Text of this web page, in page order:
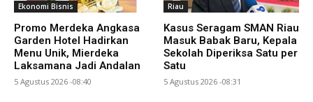
Ekonomi Bisnis
Promo Merdeka Angkasa
Garden Hotel Hadirkan
Menu Unik, Mierdeka
Laksamana Jadi Andalan
5 Agustus 2026 -08:40
Riau
Kasus Seragam SMAN Riau
Masuk Babak Baru, Kepala
Sekolah Diperiksa Satu per
Satu
5 Agustus 2026 -08:31